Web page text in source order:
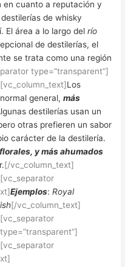
en cuanto a reputación y
de whisky
El área a lo largo delrío
de destilerías, el
se trata como una región
type=”transparent”]
Los
general,más
destilerías usan un
otras prefieren un sabor
carácter de la destilería.
y más ahumados
[/vc_column_text]
Ejemplos:Royal
[/vc_column_text]